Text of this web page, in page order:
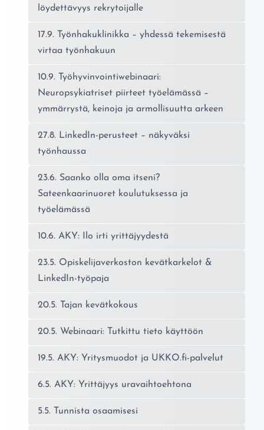
löydettävyys rekrytoijalle
17.9. Työnhakuklinikka – yhdessä tekemisestä
virtaa työnhakuun
10.9. Työhyvinvointiwebinaari:
Neuropsykiatriset piirteet työelämässä –
ymmärrystä, keinoja ja armollisuutta arkeen
27.8. LinkedIn-perusteet – näkyväksi
työnhaussa
23.6. Saanko olla oma itseni?
Sateenkaarinuoret koulutuksessa ja
työelämässä
10.6. AKY: Ilo irti yrittäjyydestä
23.5. Opiskelijaverkoston kevätkarkelot &
LinkedIn-työpaja
20.5. Tajan kevätkokous
20.5. Webinaari: Tutkittu tieto käyttöön
19.5. AKY: Yritysmuodot ja UKKO.fi-palvelut
6.5. AKY: Yrittäjyys uravaihtoehtona
5.5. Tunnista osaamisesi